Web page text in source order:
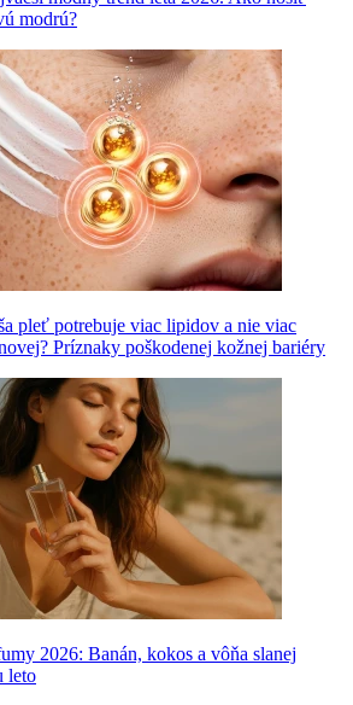
modrú?
pleť potrebuje viac lipidov a nie viac
Príznaky poškodenej kožnej bariéry
2026: Banán, kokos a vôňa slanej
leto